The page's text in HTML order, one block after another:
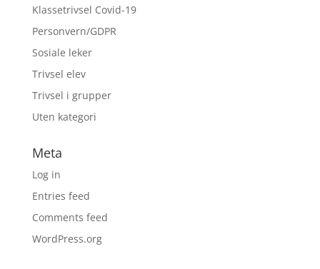
Klassetrivsel Covid-19
Personvern/GDPR
Sosiale leker
Trivsel elev
Trivsel i grupper
Uten kategori
Meta
Log in
Entries feed
Comments feed
WordPress.org